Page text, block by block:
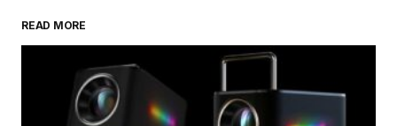
Your Name
Your E-mail
READ MORE